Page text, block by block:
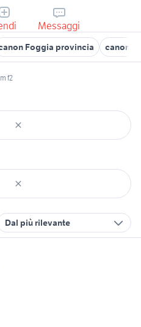
Messaggi
Foggia provincia canon
f2
Dal più rilevante